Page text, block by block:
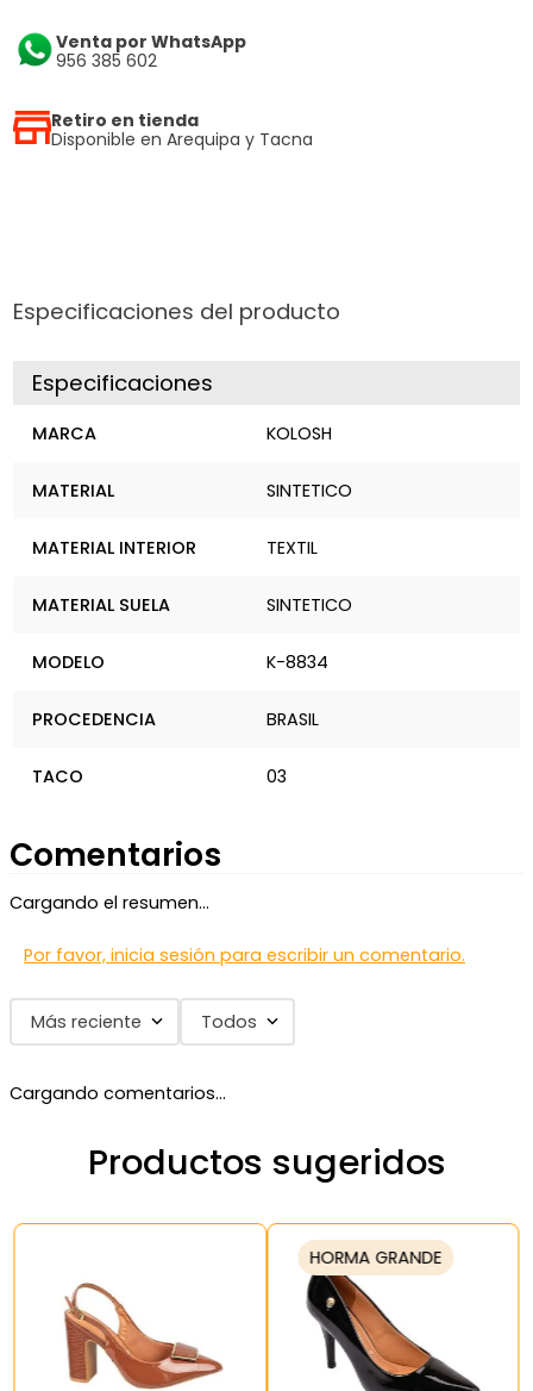
Venta por WhatsApp
956 385 602
Retiro en tienda
Disponible en Arequipa y Tacna
Especificaciones del producto
Especificaciones
MARCA KOLOSH
MATERIAL SINTETICO
MATERIAL INTERIOR TEXTIL
MATERIAL SUELA SINTETICO
MODELO K-8834
PROCEDENCIA BRASIL
TACO 03
Comentarios
Cargando el resumen…
Por favor, inicia sesión para escribir un comentario.
Más reciente Todos
Cargando comentarios…
Productos sugeridos
HORMA GRANDE